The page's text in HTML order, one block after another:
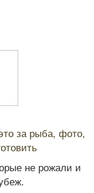
за рыба, фото,
не рожали и